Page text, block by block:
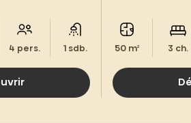
4 pers. 1 sdb. 50 m² 3 ch.